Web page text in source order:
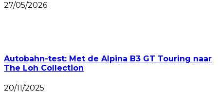
27/05/2026
Autobahn-test: Met de Alpina B3 GT Touring naar
The Loh Collection
20/11/2025